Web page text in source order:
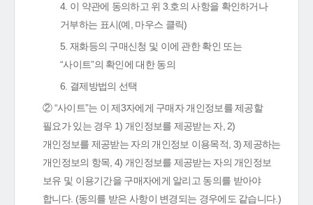
4. 이 약관에 동의하고 위 3.호의 사항을 확인하거나
거부하는 표시(예, 마우스 클릭)
5. 재화등의 구매신청 및 이에 관한 확인 또는
“사이트”의 확인에 대한 동의
6. 결제방법의 선택
② “사이트”는 이 제3자에게 구매자 개인정보를 제공할
필요가 있는 경우 1) 개인정보를 제공받는 자, 2)
개인정보를 제공받는 자의 개인정보 이용목적, 3) 제공하는
개인정보의 항목, 4) 개인정보를 제공받는 자의 개인정보
보유 및 이용기간을 구매자에게 알리고 동의를 받아야
합니다. (동의를 받은 사항이 변경되는 경우에도 같습니다.)